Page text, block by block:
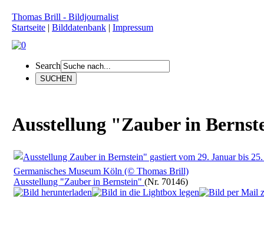
Thomas Brill - Bildjournalist
Startseite | Bilddatenbank | Impressum
Search
Ausstellung "Zauber in
Ausstellung "Zauber in Bernstein" (Nr. 70146)